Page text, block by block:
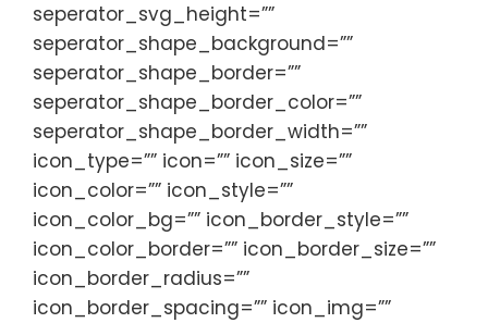
seperator_svg_height=””
seperator_shape_background=””
seperator_shape_border=””
seperator_shape_border_color=””
seperator_shape_border_width=””
icon_type=”” icon=”” icon_size=””
icon_color=”” icon_style=””
icon_color_bg=”” icon_border_style=””
icon_color_border=”” icon_border_size=””
icon_border_radius=””
icon_border_spacing=”” icon_img=””